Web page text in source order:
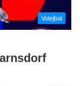
Volejbal